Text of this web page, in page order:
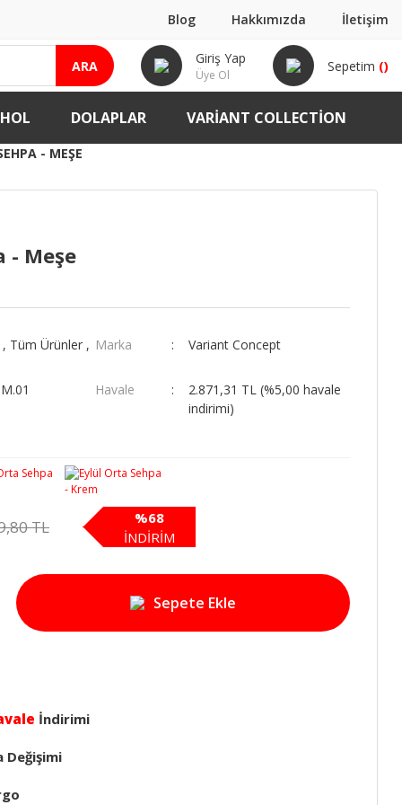
Blog Hakkımızda İletişim
ARA Giriş Yap
Üye Ol
Sepetim ()
DOLAPLAR VARIANT COLLECTION
- MEŞE
- Meşe
, Tüm Ürünler , Marka Variant Concept
Havale
2.871,31 TL (%5,00 havale
indirimi)
TL
%68
İNDİRİM
Sepete Ekle
İndirimi
Değişimi